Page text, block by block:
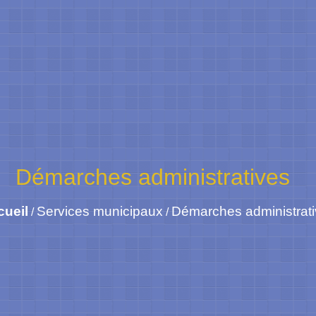
Démarches administratives
/ Services municipaux / Démarches